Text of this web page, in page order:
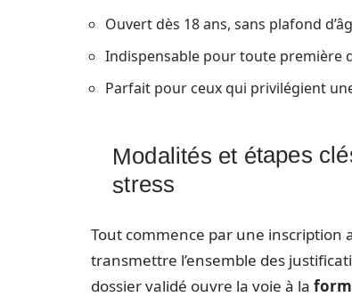
Ouvert dès 18 ans, sans plafond
Indispensable pour toute première
Parfait pour ceux qui privilégient
Modalités et étapes
stress
Tout commence par une inscription
transmettre l’ensemble des
dossier validé ouvre la voie à la